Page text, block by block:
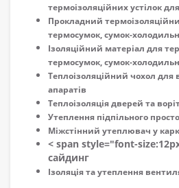
термоізоляційних устілок
Прокладний
термосумок, сумок-
Ізоляційний матеріал для
термосумок, сумок-
Теплоізоляційний чохол для
апаратів
Теплоізоляція дверей та
Утеплення підпільного
Міжстінний утеплювач у
< span style="font-
сайдинг
Ізоляція та утеплення